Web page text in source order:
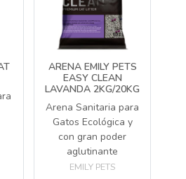
ARENA EMILY PETS
EASY CLEAN
LAVANDA 2KG/20KG
Arena Sanitaria para
Gatos Ecológica y
con gran poder
aglutinante
EMILY PETS